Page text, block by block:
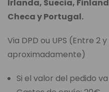
Irlanda, Suecia,
Checa y Portugal.
Via DPD ou UPS (Entre 2
aproximadamente)
Si el valor del pedido